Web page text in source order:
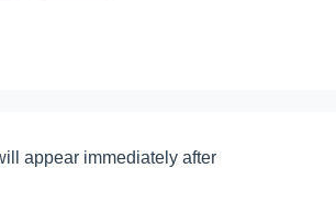
appear immediately after